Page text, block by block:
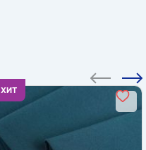
ХИТ